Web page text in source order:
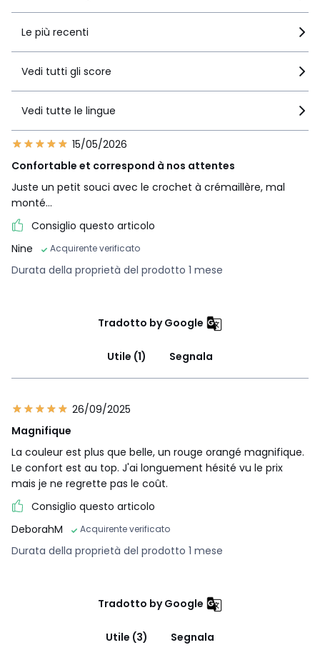
• L188 x H58 x P107 cm, 55 kg • L212 x H62 x P107 cm, 79 kg
Sinistra
• L188 x H58 x P107 cm, 55 kg • L212 x H62 x P107 cm, 79 kg
Colori Bronzo, Verde Smeraldo, Blu Pavone, Verde zar ,
Caffé Bruciato, Caramello , Corda, Granata, Blu acqua,
Verde veronese, Prugna, Tiglio
Taglie angolo destro, angolo sinistro
Download
Piano di montaggio
Le più recenti
Vedi tutti gli score
Vedi tutte le lingue
15/05/2026
Confortable et correspond à nos attentes
Juste un petit souci avec le crochet à crémaillère, mal
monté…
Consiglio questo articolo
Nine
Acquirente verificato
Durata della proprietà del prodotto 1 mese
Tradotto by Google
Utile (1) Segnala
26/09/2025
Magnifique
La couleur est plus que belle, un rouge orangé magnifique.
Le confort est au top. J'ai longuement hésité vu le prix
mais je ne regrette pas le coût.
Consiglio questo articolo
DeborahM
Acquirente verificato
Durata della proprietà del prodotto 1 mese
Tradotto by Google
Utile (3) Segnala